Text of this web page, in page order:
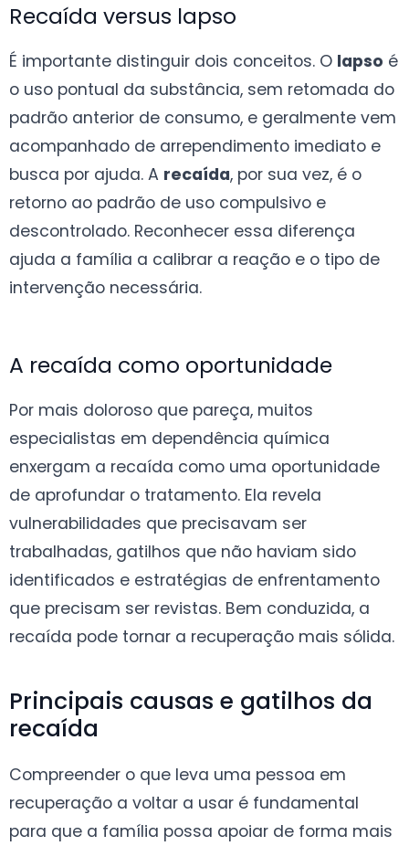
Recaída versus lapso
É importante distinguir dois conceitos. O lapso é
o uso pontual da substância, sem retomada do
padrão anterior de consumo, e geralmente vem
acompanhado de arrependimento imediato e
busca por ajuda. A recaída, por sua vez, é o
retorno ao padrão de uso compulsivo e
descontrolado. Reconhecer essa diferença
ajuda a família a calibrar a reação e o tipo de
intervenção necessária.
A recaída como oportunidade
Por mais doloroso que pareça, muitos
especialistas em dependência química
enxergam a recaída como uma oportunidade
de aprofundar o tratamento. Ela revela
vulnerabilidades que precisavam ser
trabalhadas, gatilhos que não haviam sido
identificados e estratégias de enfrentamento
que precisam ser revistas. Bem conduzida, a
recaída pode tornar a recuperação mais sólida.
Principais causas e gatilhos da
recaída
Compreender o que leva uma pessoa em
recuperação a voltar a usar é fundamental
para que a família possa apoiar de forma mais